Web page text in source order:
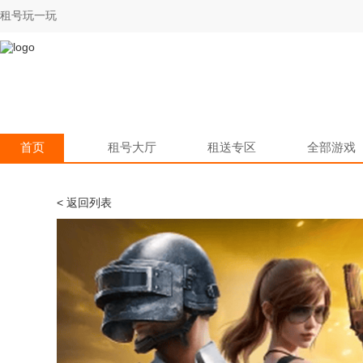
租号玩一玩
首页 租号大厅 租送专区 全部游戏
< 返回列表